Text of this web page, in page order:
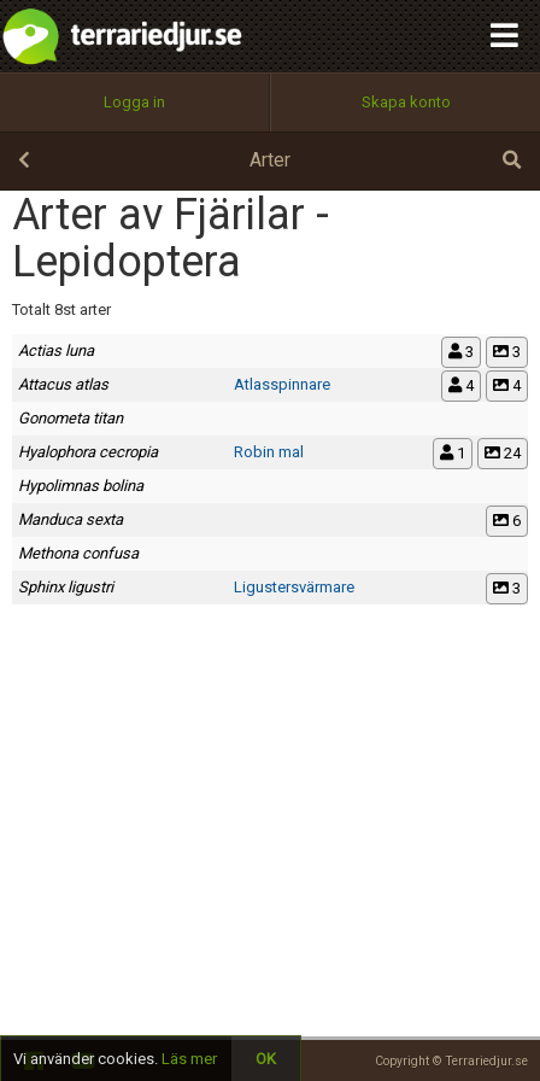
Logga in Skapa konto
Arter
Arter av Fjärilar -
Lepidoptera
Totalt 8st arter
Actias luna 3
3
Attacus atlas
Atlasspinnare 4
4
Gonometa titan
Hyalophora cecropia
Robin mal 24
1
Hypolimnas bolina
Manduca sexta
6
Methona confusa
Sphinx ligustri
Ligustersvärmare 3
Copyright © Terrariedjur.se
Utför
100%
OK
integritetspolicy
Namn:
Epost:
Användarnamn:
Privacy Policy
Terms of Service
Begär nytt lösenord
Tillbaka till förstasidan
Vi använder cookies. Läs mer OK